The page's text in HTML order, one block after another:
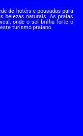
de hotéis e pousadas para
belezas naturais. As praias
onde o sol brilha forte o
turismo praiano.